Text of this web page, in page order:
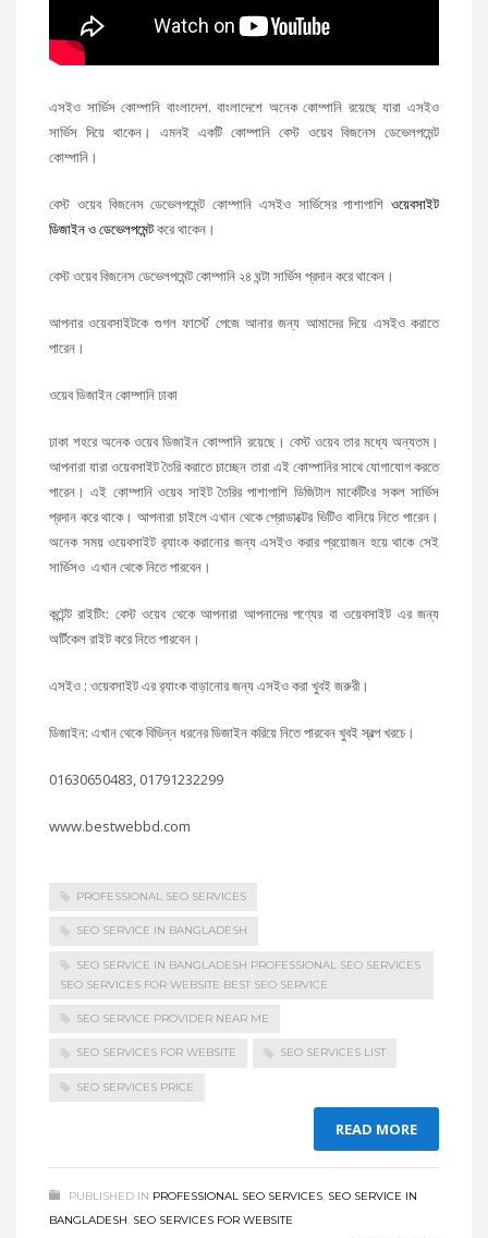
এসইও সার্ভিস কোম্পানি বাংলাদেশ. বাংলাদেশে অনেক কোম্পানি রয়েছে যারা এসইও
সার্ভিস দিয়ে থাকেন। এমনই একটি কোম্পানি বেস্ট ওয়েব বিজনেস ডেভেলপমেন্ট
কোম্পানি।
বেস্ট ওয়েব বিজনেস ডেভেলপমেন্ট কোম্পানি এসইও সার্ভিসের পাশাপাশি ওয়েবসাইট
ডিজাইন ও ডেভেলপমেন্টকরে থাকেন।
বেস্ট ওয়েব বিজনেস ডেভেলপমেন্ট কোম্পানি ২৪ ঘন্টা সার্ভিস প্রদান করে থাকেন।
আপনার ওয়েবসাইটকে গুগল ফার্স্টে পেজে আনার জন্য আমাদের দিয়ে এসইও করাতে
পারেন।
ওয়েব ডিজাইন কোম্পানি ঢাকা
ঢাকা শহরে অনেক ওয়েব ডিজাইন কোম্পানি রয়েছে। বেস্ট ওয়েব তার মধ্যে অন্যতম।
আপনারা যারা ওয়েবসাইট তৈরি করাতে চাচ্ছেন তারা এই কোম্পানির সাথে যোগাযোগ করতে
পারেন। এই কোম্পানি ওয়েব সাইট তৈরির পাশাপাশি ডিজিটাল মার্কেটিংর সকল সার্ভিস
প্রদান করে থাকে। আপনারা চাইলে এখান থেকে প্রোডাক্টের ভিটিও বানিয়ে নিতে পারেন।
অনেক সময় ওয়েবসাইট র‌্যাংক করানোর জন্য এসইও করার প্রয়োজন হয়ে থাকে সেই
সার্ভিসও এখান থেকে নিতে পারবেন।
কন্টেন্ট রাইটিং: বেস্ট ওয়েব থেকে আপনারা আপনাদের পণ্যের বা ওয়েবসাইট এর জন্য
অর্টিকেল রাইট করে নিতে পারবেন।
এসইও : ওয়েবসাইট এর র‌্যাংক বাড়ানোর জন্য এসইও করা খুবই জরুরী।
ডিজাইন: এখান থেকে বিভিন্ন ধরনের ডিজাইন করিয়ে নিতে পারবেন খুবই স্বল্প খরচে।
01630650483, 01791232299
www.bestwebbd.com
PROFESSIONAL SEO SERVICES
SEO SERVICE IN BANGLADESH
SEO SERVICE IN BANGLADESH PROFESSIONAL SEO SERVICES
SEO SERVICES FOR WEBSITE BEST SEO SERVICE
SEO SERVICE PROVIDER NEAR ME
SEO SERVICES FOR WEBSITE SEO SERVICES LIST
SEO SERVICES PRICE
READ MORE
PUBLISHED IN PROFESSIONAL SEO SERVICES, SEO SERVICE IN
BANGLADESH, SEO SERVICES FOR WEBSITE